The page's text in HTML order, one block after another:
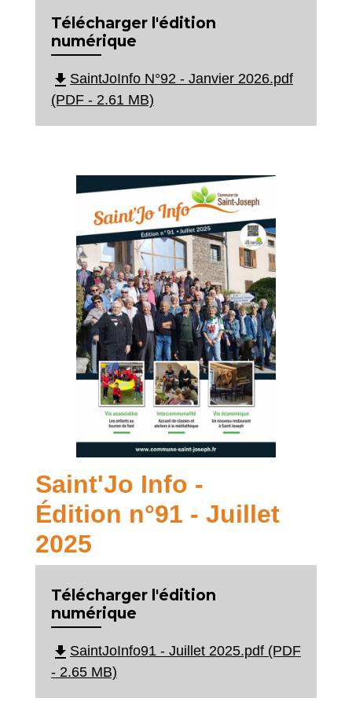
Télécharger l'édition
numérique
file_download SaintJoInfo N°92 - Janvier 2026.pdf
(PDF - 2.61 MB)
Saint'Jo Info -
Édition n°91 - Juillet
2025
Télécharger l'édition
numérique
file_download SaintJoInfo91 - Juillet 2025.pdf (PDF
- 2.65 MB)